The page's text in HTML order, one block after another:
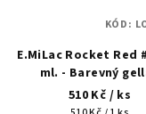
E.MiLac Rocket Red
ml. - Barevný
510 Kč / ks
KÓD: